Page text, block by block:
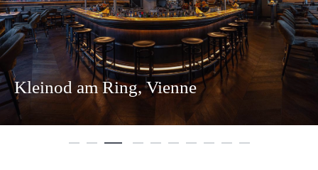
Kleinod am Ring, Vienne